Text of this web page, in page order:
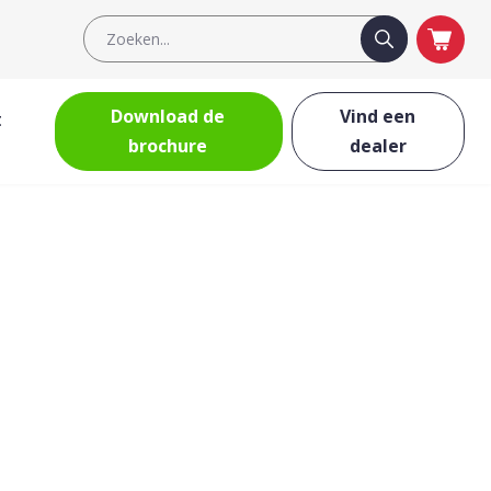
Download de
brochure
Vind een
dealer